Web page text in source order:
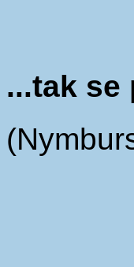
...tak se